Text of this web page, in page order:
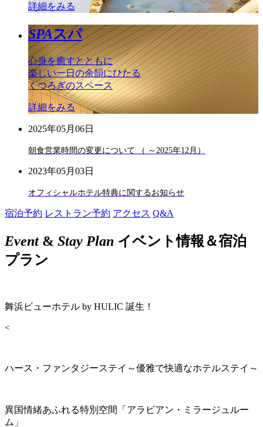
詳細をみる
SPAスパ
心身を癒すとともに
楽しい一日の余韻にひたる
くつろぎのスペース
詳細をみる
2025年05月06日
朝食営業時間の変更について （ ～2025年12月）
2023年05月03日
オフィシャルホテル特典に関するお知らせ
宿泊予約 レストラン予約 アクセス Q&A
Event& Stay Plan イベント情報＆宿泊
プラン
舞浜ビューホテル by HULIC 誕生！
<
ハース・ファンタジーステイ～優雅で快適なホテルステイ～
異国情緒あふれる特別空間「アラビアン・ミラージュルー
ム」